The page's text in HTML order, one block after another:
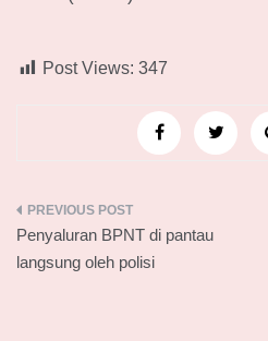
Post Views: 347
Navigasi
pos
Penyaluran BPNT di pantau
langsung oleh polisi